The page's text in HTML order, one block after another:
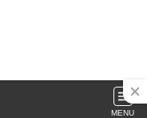
MENU